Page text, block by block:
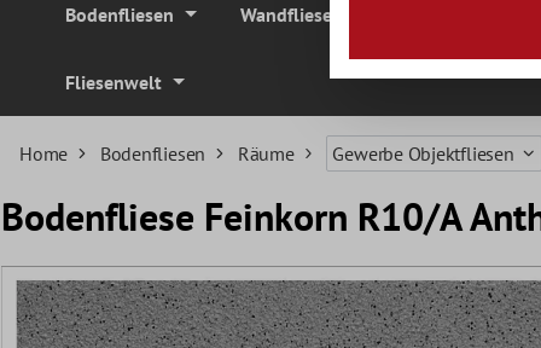
Bodenfliesen Wandfliesen
Fliesenwelt
Home Bodenfliesen Räume Gewerbe Objektfliesen
Bodenfliese Feinkorn R10/A